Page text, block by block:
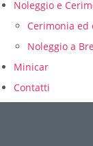
Noleggio e
Cerimonia ed
Noleggio a
Minicar
Contatti